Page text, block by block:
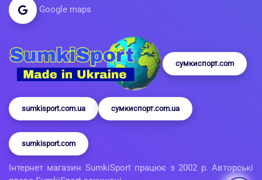
Google maps
сумкиспорт.com
sumkisport.com.ua сумкиспорт.com.ua
sumkisport.com
Інтернет магазин SumkiSport працює з 2002 р. Авторські